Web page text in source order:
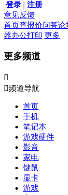
登录 | 注册
意见反馈
首页查报价问答论
器办公打印 更多
更多频道

频道导航
首页
手机
笔记本
游戏硬件
影音
家电
键鼠
显卡
游戏